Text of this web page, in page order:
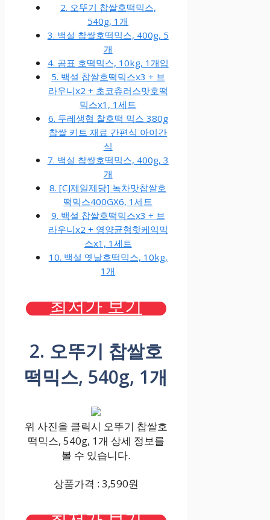
2. 오뚜기 찹쌀호떡믹스,
540g, 1개
3. 백설 찹쌀호떡믹스, 400g, 5
개
4. 곰표 호떡믹스, 10kg, 1개입
5. 백설 찹쌀호떡믹스x3 + 브
라우니x2 + 초코츄러스맛호떡
믹스x1, 1세트
6. 두레생협 찰호떡 믹스 380g
찹쌀 키트 재료 간편식 아이간
식
7. 백설 찹쌀호떡믹스, 400g, 3
개
8. [CJ제일제당] 녹차맛찹쌀호
떡믹스400GX6, 1세트
9. 백설 찹쌀호떡믹스x3 + 브
라우니x2 + 영양균형핫케익믹
스x1, 1세트
10. 백설 옛날호떡믹스, 10kg,
1개
최저가 보기
2. 오뚜기 찹쌀호
떡믹스, 540g, 1개
위 사진을 클릭시 오뚜기 찹쌀호
떡믹스, 540g, 1개 상세 정보를
볼 수 있습니다.
상품가격 : 3,590원